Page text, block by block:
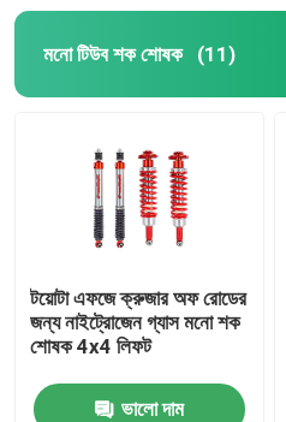
মনো টিউব শক শোষক (11)
টয়োটা এফজে ক্রুজার অফ রোডের
জন্য নাইট্রোজেন গ্যাস মনো শক
শোষক 4x4 লিফট
ভালো দাম